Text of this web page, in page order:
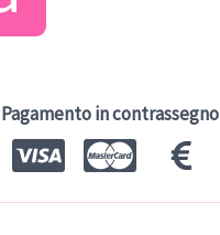
Pagamento in contrassegno